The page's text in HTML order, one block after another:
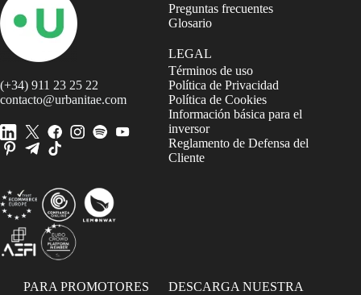
(+34) 911 23 25 22
contacto@urbanitae.com
Preguntas frecuentes
Glosario
LEGAL
Términos de uso
Política de Privacidad
Política de Cookies
Información básica para el
inversor
Reglamento de Defensa del
Cliente
PARA PROMOTORES
DESCARGA NUESTRA